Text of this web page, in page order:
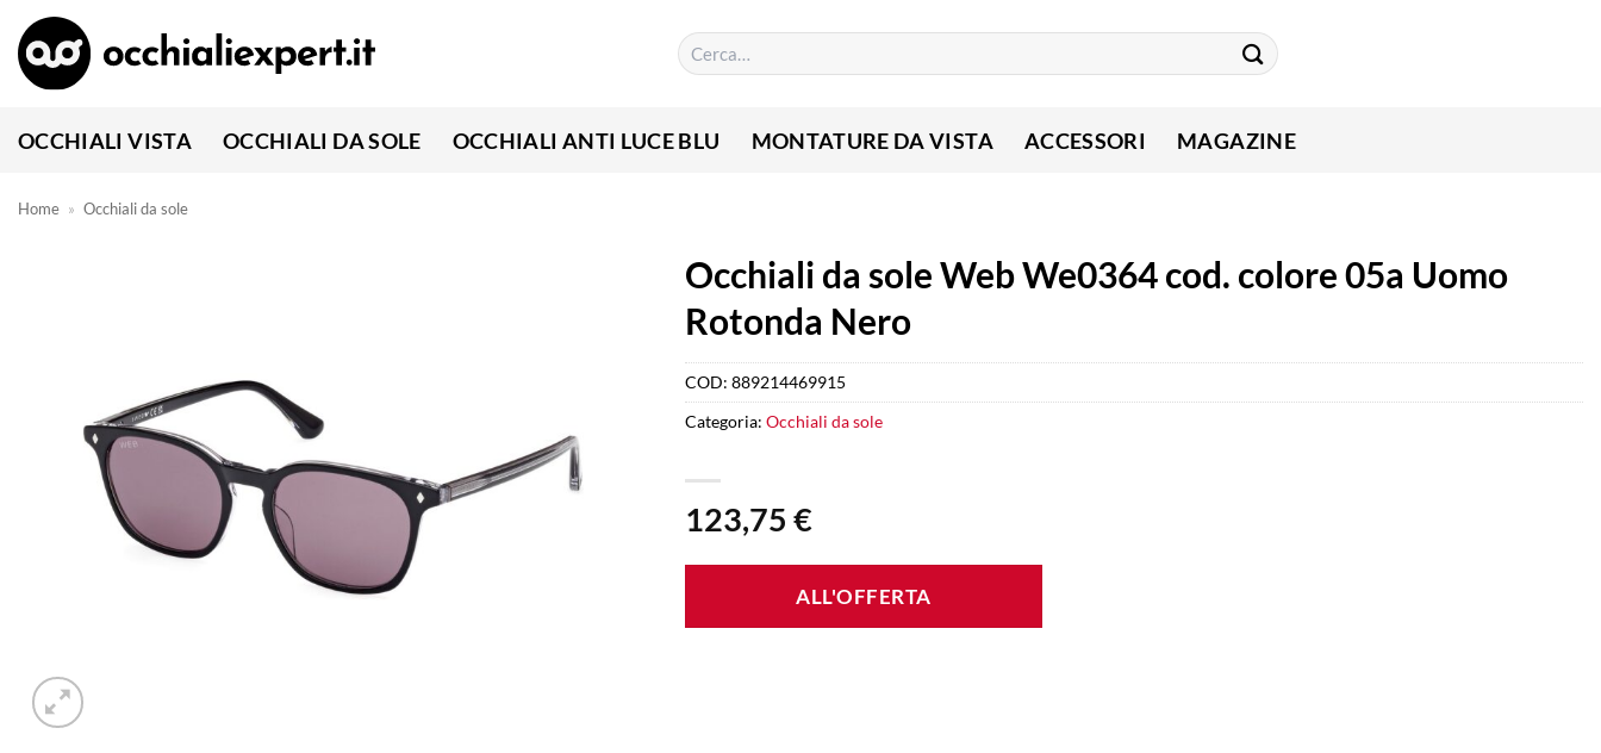
Salta
contenuti
Cerca:
OCCHIALI VISTA OCCHIALI DA SOLE OCCHIALI ANTI LUCE BLU MONTATURE DA VISTA ACCESSORI MAGAZINE
Home » Occhiali da sole
Occhiali da sole Web We0364 cod. colore 05a Uomo
Rotonda Nero
123,75 €
ALL'OFFERTA
COD: 889214469915
Categoria: Occhiali da sole